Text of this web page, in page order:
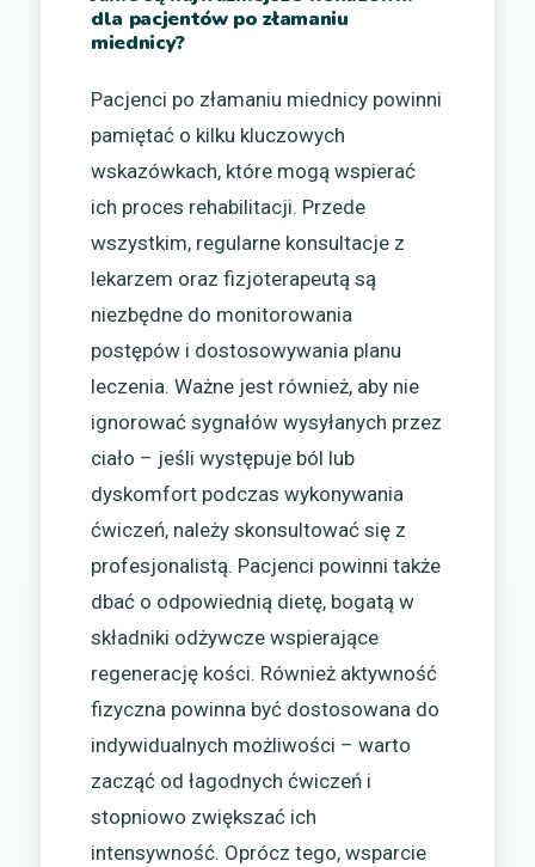
dla pacjentów po złamaniu
miednicy?
Pacjenci po złamaniu miednicy powinni
pamiętać o kilku kluczowych
wskazówkach, które mogą wspierać
ich proces rehabilitacji. Przede
wszystkim, regularne konsultacje z
lekarzem oraz fizjoterapeutą są
niezbędne do monitorowania
postępów i dostosowywania planu
leczenia. Ważne jest również, aby nie
ignorować sygnałów wysyłanych przez
ciało – jeśli występuje ból lub
dyskomfort podczas wykonywania
ćwiczeń, należy skonsultować się z
profesjonalistą. Pacjenci powinni także
dbać o odpowiednią dietę, bogatą w
składniki odżywcze wspierające
regenerację kości. Również aktywność
fizyczna powinna być dostosowana do
indywidualnych możliwości – warto
zacząć od łagodnych ćwiczeń i
stopniowo zwiększać ich
intensywność. Oprócz tego, wsparcie